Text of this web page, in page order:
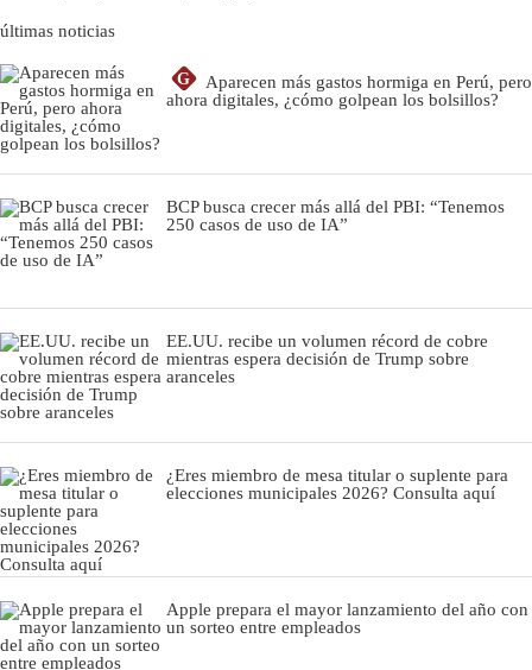
últimas noticias
G
Aparecen más gastos hormiga en Perú, pero
ahora digitales, ¿cómo golpean los bolsillos?
BCP busca crecer más allá del PBI: “Tenemos
250 casos de uso de IA”
EE.UU. recibe un volumen récord de cobre
mientras espera decisión de Trump sobre
aranceles
¿Eres miembro de mesa titular o suplente para
elecciones municipales 2026? Consulta aquí
Apple prepara el mayor lanzamiento del año con
un sorteo entre empleados